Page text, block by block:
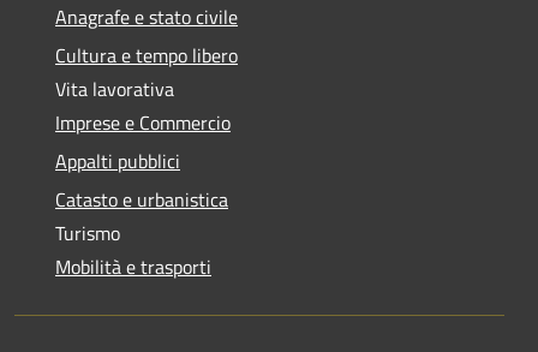
Anagrafe e stato civile
Cultura e tempo libero
Vita lavorativa
Imprese e Commercio
Appalti pubblici
Catasto e urbanistica
Turismo
Mobilità e trasporti